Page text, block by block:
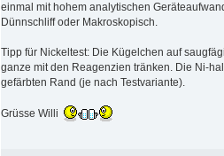
einmal mit hohem analytischen
Dünnschliff oder Makroskopisch.
Tipp für Nickeltest: Die Kügelchen auf
ganze mit den Reagenzien tränken. Die Ni-
gefärbten Rand (je nach Testvariante).
Grüsse Willi